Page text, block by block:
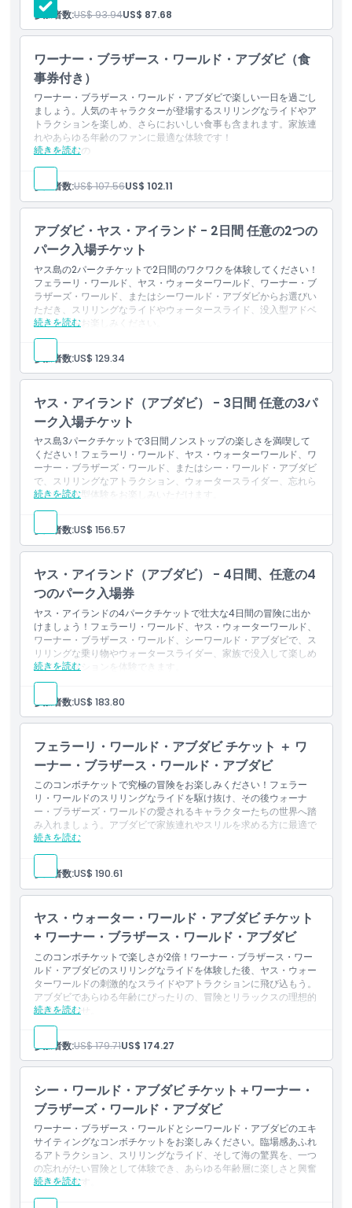
子供／大人ポリシー
営業時間
注意事項
場所
行き方
利用規約
キャンセルポリシー
ワーナー・ブラザース・ワールド・アブダビ、1日券（1回入
場）
終日、すべてのライドを無制限でご利用いただけます。
参加者数:US$ 93.94US$ 87.68
ワーナー・ブラザース・ワールド・アブダビ（食
事券付き）
ワーナー・ブラザース・ワールド・アブダビで楽しい一日を過ごし
ましょう。人気のキャラクターが登場するスリリングなライドやア
トラクションを楽しめ、さらにおいしい食事も含まれます。家族連
れやあらゆる年齢のファンに最適な体験です！
続きを読む
含まれるもの
ワーナー・ブラザース・ワールド・アブダビへの1日券、アブ
パークへの終日無制限アクセスと食事付き
参加者数:US$ 107.56US$ 102.11
アブダビ・ヤス・アイランド - 2日間 任意の2つの
パーク入場チケット
ヤス島の2パークチケットで2日間のワクワクを体験してください！
フェラーリ・ワールド、ヤス・ウォーターワールド、ワーナー・ブ
ラザーズ・ワールド、またはシーワールド・アブダビからお選びい
ただき、スリリングなライドやウォータースライド、没入型アドベ
ンチャーをお楽しみください。
続きを読む
含まれるもの
このチケットは、4つのパークのうちお好きな2つへの一般入
場を提供します。例：フェラーリ・ワールド、ヤス・ウォータ
ーワールド、ワーナー・ブラザーズ・ワールド、シーワール
初回のご利用日から6暦日以内の期間で、2日間に分けてご利
用いただけます。
参加者数:US$ 129.34
ヤス・アイランド（アブダビ） - 3日間 任意の3パ
ーク入場チケット
ヤス島3パークチケットで3日間ノンストップの楽しさを満喫して
ください！フェラーリ・ワールド、ヤス・ウォーターワールド、ワ
ーナー・ブラザーズ・ワールド、またはシー・ワールド・アブダビ
で、スリリングなアトラクション、ウォータースライダー、忘れら
れない没入型体験をお楽しみいただけます。
続きを読む
含まれる内容
このチケットは、4つのパークのうちお好きな3つへの一般入
場を許可します。例：フェラーリ・ワールド、ヤス・ウォータ
ーワールド、ワーナー・ブロ・アブダビ、シー・ワールド・ア
別々の3日間にわたって利用できます。最初の訪問日から6暦
日以内に利用することができます。
参加者数:US$ 156.57
ヤス・アイランド（アブダビ） - 4日間、任意の4
つのパーク入場券
ヤス・アイランドの4パークチケットで壮大な4日間の冒険に出か
けましょう！フェラーリ・ワールド、ヤス・ウォーターワールド、
ワーナー・ブラザース・ワールド、シーワールド・アブダビで、ス
リリングな乗り物やウォータースライダー、家族で没入して楽しめ
るアトラクションを体験できます。
続きを読む
含まれるもの
このチケットは、4つのパーク、すなわちフェラーリ・ワール
ド、ヤス・ウォーターワールド、ワーナー・ブロ・アブダビ &
シーワールド・アブダビへの一般入場を許可します。
日以内に利用することを選択できます。
参加者数:US$ 183.80
フェラーリ・ワールド・アブダビ チケット ＋ ワ
ーナー・ブラザース・ワールド・アブダビ
このコンボチケットで究極の冒険をお楽しみください！フェラー
リ・ワールドのスリリングなライドを駆け抜け、その後ウォーナ
ー・ブラザーズ・ワールドの愛されるキャラクターたちの世界へ踏
み入れましょう。アブダビで家族連れやスリルを求める方に最適で
す。
続きを読む
含まれる内容
フェラーリ・ワールド・アブダビおよび ウォーナー・ブラザ
ーズ・ワールド・アブダビへの1日入場チケット（両パークへ
の各1回入場）
用可能
参加者数:US$ 190.61
ヤス・ウォーター・ワールド・アブダビ チケット
+ ワーナー・ブラザース・ワールド・アブダビ
このコンボチケットで楽しさが2倍！ワーナー・ブラザース・ワー
ルド・アブダビのスリリングなライドを体験した後、ヤス・ウォー
ターワールドの刺激的なスライドやアトラクションに飛び込もう。
アブダビであらゆる年齢にぴったりの、冒険とリラックスの理想的
な組み合わせ。
続きを読む
含まれるもの
ヤス・ウォーターワールドとワーナー・ブラザース・ワール
ド・アブダビの1日入場券 (両パークへの各1回入場)
両パークのライド、ショー、アトラクションへの終日無制限ア
参加者数:US$ 179.71US$ 174.27
シー・ワールド・アブダビ チケット＋ワーナー・
ブラザーズ・ワールド・アブダビ
ワーナー・ブラザース・ワールドとシーワールド・アブダビのエキ
サイティングなコンボチケットをお楽しみください。臨場感あふれ
るアトラクション、スリリングなライド、そして海の驚異を、一つ
の忘れがたい冒険として体験でき、あらゆる年齢層に楽しさと興奮
を提供します。
続きを読む
含まれる内容